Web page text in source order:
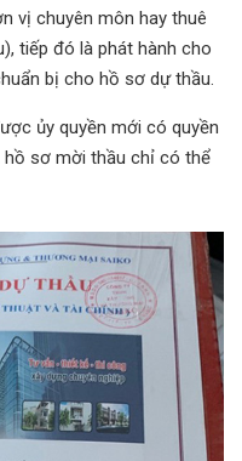
vị chuyên môn hay thuê
tiếp đó là phát hành cho
bị cho hồ sơ dự thầu.
ủy quyền mới có quyền
hồ sơ mời thầu chỉ có thể